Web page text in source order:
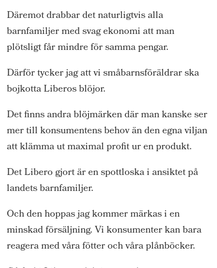
Däremot drabbar det naturligtvis alla
barnfamiljer med svag ekonomi att man
plötsligt får mindre för samma pengar.
Därför tycker jag att vi småbarnsföräldrar ska
bojkotta Liberos blöjor.
Det finns andra blöjmärken där man kanske ser
mer till konsumentens behov än den egna viljan
att klämma ut maximal profit ur en produkt.
Det Libero gjort är en spottloska i ansiktet på
landets barnfamiljer.
Och den hoppas jag kommer märkas i en
minskad försäljning. Vi konsumenter kan bara
reagera med våra fötter och våra plånböcker.